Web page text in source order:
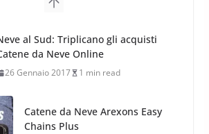
Stagioni 2022
17 Febbraio 2022
Catene da Neve Arexons Easy
Chains Plus
10 Novembre 2014 1 min read
Catene da Neve Thule Easy-fit CU-9:
Facili, intuitive, veloci